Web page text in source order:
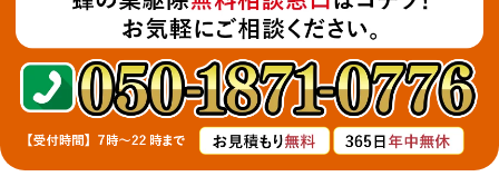
コラム
よくあるご質問